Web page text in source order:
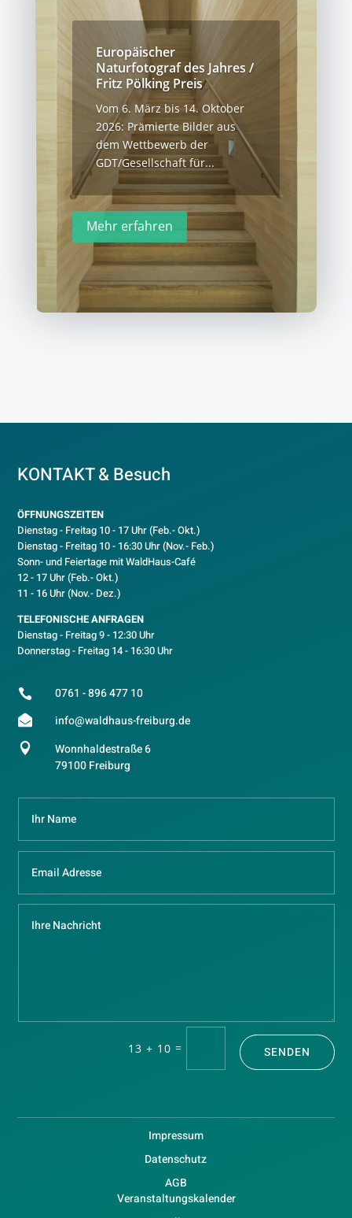
Europäischer
Naturfotograf des Jahres /
Fritz Pölking Preis
Vom 6. März bis 14. Oktober
2026: Prämierte Bilder aus
dem Wettbewerb der
GDT/Gesellschaft für...
Mehr erfahren
KONTAKT & Besuch
ÖFFNUNGSZEITEN
Dienstag - Freitag 10 - 17 Uhr (Feb.- Okt.)
Dienstag - Freitag 10 - 16:30 Uhr (Nov.- Feb.)
Sonn- und Feiertage mit WaldHaus-Café
12 - 17 Uhr (Feb.- Okt.)
11 - 16 Uhr (Nov.- Dez.)
TELEFONISCHE ANFRAGEN
Dienstag - Freitag 9 - 12:30 Uhr
Donnerstag - Freitag 14 - 16:30 Uhr
 0761 - 896 477 10
 info@waldhaus-freiburg.de

Wonnhaldestraße 6
79100 Freiburg
13 + 10 = SENDEN
Impressum
Datenschutz
AGB
Veranstaltungskalender